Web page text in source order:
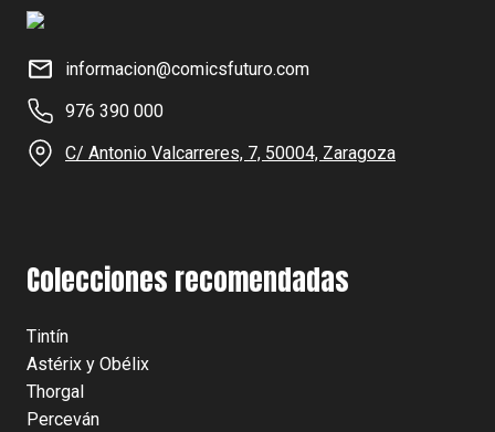
informacion@comicsfuturo.com
976 390 000
C/ Antonio Valcarreres, 7, 50004, Zaragoza
Colecciones recomendadas
Tintín
Astérix y Obélix
Thorgal
Perceván